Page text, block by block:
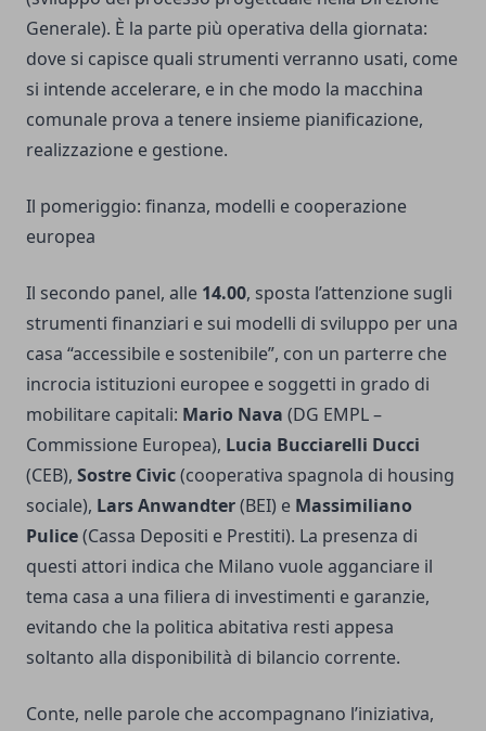
Generale). È la parte più operativa della giornata:
dove si capisce quali strumenti verranno usati, come
si intende accelerare, e in che modo la macchina
comunale prova a tenere insieme pianificazione,
realizzazione e gestione.
Il pomeriggio: finanza, modelli e cooperazione
europea
Il secondo panel, alle 14.00, sposta l’attenzione sugli
strumenti finanziari e sui modelli di sviluppo per una
casa “accessibile e sostenibile”, con un parterre che
incrocia istituzioni europee e soggetti in grado di
mobilitare capitali: Mario Nava (DG EMPL –
Commissione Europea), Lucia Bucciarelli Ducci
(CEB), Sostre Civic(cooperativa spagnola di housing
sociale), Lars Anwandter(BEI) e Massimiliano
Pulice(Cassa Depositi e Prestiti). La presenza di
questi attori indica che Milano vuole agganciare il
tema casa a una filiera di investimenti e garanzie,
evitando che la politica abitativa resti appesa
soltanto alla disponibilità di bilancio corrente.
Conte, nelle parole che accompagnano l’iniziativa,